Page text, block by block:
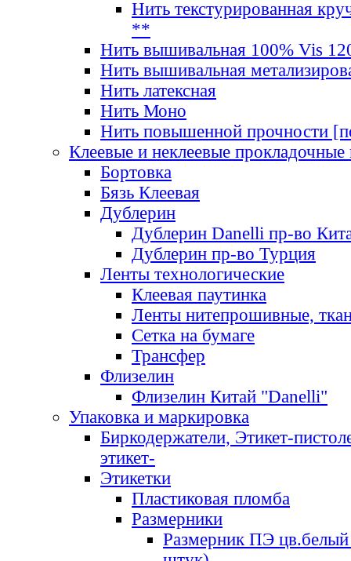
Нить текстурированная
**
Нить вышивальная 100% Vis
Нить вышивальная
Нить латексная
Нить Моно
Нить повышенной прочности
Клеевые и неклеевые прокладочные
Бортовка
Бязь Клеевая
Дублерин
Дублерин Danelli пр-во
Дублерин пр-во Турция
Ленты технологические
Клеевая паутинка
Ленты нитепрошивные,
Сетка на бумаге
Трансфер
Флизелин
Флизелин Китай "Danelli"
Упаковка и маркировка
Биркодержатели, Этикет-
этикет-
Этикетки
Пластиковая пломба
Размерники
Размерник ПЭ цв.белый